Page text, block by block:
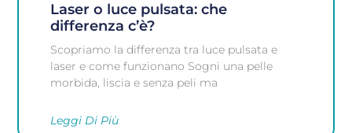
Laser o luce pulsata: che
differenza c’è?
Scopriamo la differenza tra luce pulsata e
laser e come funzionano Sogni una pelle
morbida, liscia e senza peli ma
Leggi Di Più